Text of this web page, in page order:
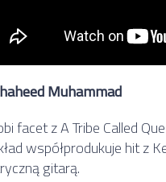
Muhammad
facet z A Tribe Called
współprodukuje hit z
gitarą.